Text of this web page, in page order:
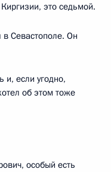
это седьмой.
Севастополе. Он
если угодно,
об этом тоже
особый есть